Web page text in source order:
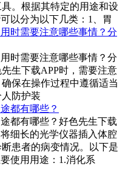
。根据其特定的用途和设
分为以下几类：1、胃
时需要注意哪些事情？分
时需要注意哪些事情？分
生下载APP时，需要注意
确保在操作过程中遵循适当
人防护装
有哪些？
有哪些？好色先生下载
将细长的光学仪器插入体腔
断患者的病变情况。以下是
用用途：1.消化系